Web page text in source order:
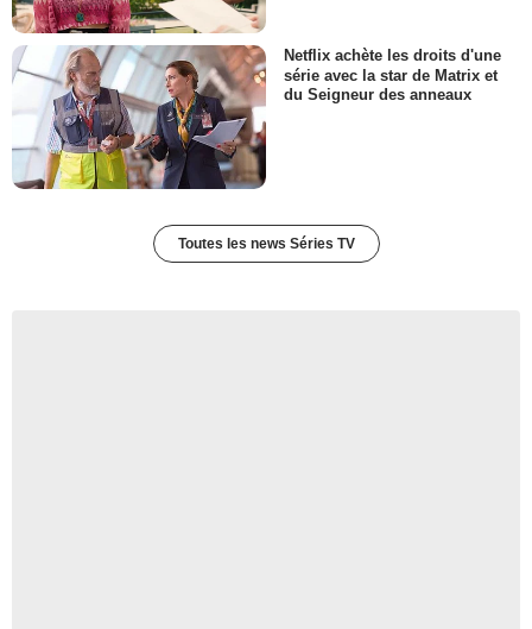
Netflix achète les droits d'une
série avec la star de Matrix et
du Seigneur des anneaux
Toutes les news Séries TV